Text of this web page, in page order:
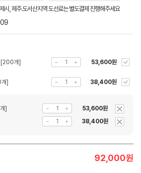
시, 제주.도서산지역 도선료는 별도결제 진행해주세요
개] 53,600원
] 38,400원
]
53,600원
38,400원
92,000원